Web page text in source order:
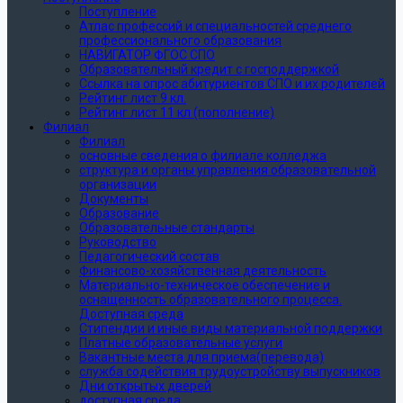
Поступление
Атлас профессий и специальностей среднего
профессионального образования
НАВИГАТОР ФГОС СПО
Образовательный кредит с господдержкой
Ссылка на опрос абитуриентов СПО и их родителей
Рейтинг лист 9 кл.
Рейтинг лист 11 кл (пополнение)
Филиал
Филиал
основные сведения о филиале колледжа
структура и органы управления образовательной
организации
Документы
Образование
Образовательные стандарты
Руководство
Педагогический состав
Финансово-хозяйственная деятельность
Материально-техническое обеспечение и
оснащенность образовательного процесса.
Доступная среда
Стипендии и иные виды материальной поддержки
Платные образовательные услуги
Вакантные места для приема(перевода)
служба содействия трудоустройству выпускников
Дни открытых дверей